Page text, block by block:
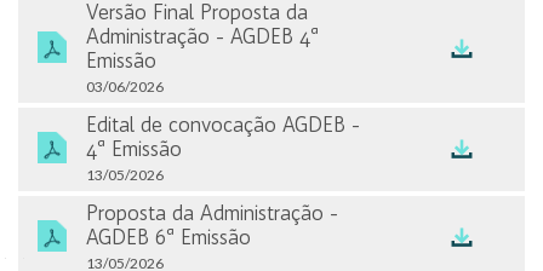
Outros Arquivamentos
Central de Resultados
Apresentações
Planilhas Interativas
Versão Final Proposta da
Administração - AGDEB 4ª
Emissão
03/06/2026
Edital de convocação AGDEB -
4ª Emissão
13/05/2026
Proposta da Administração -
AGDEB 6ª Emissão
13/05/2026